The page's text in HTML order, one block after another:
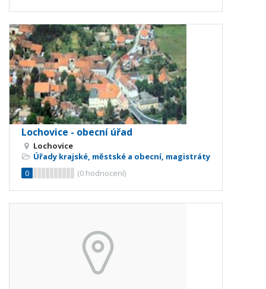
Lochovice - obecní úřad
Lochovice
Úřady krajské, městské a obecní, magistráty
0
(0 hodnocení)